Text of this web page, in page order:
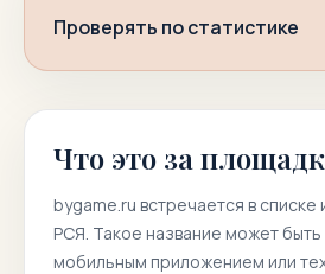
Проверять по статистике
Что это за
bygame.ru встречается в
РСЯ. Такое название может
мобильным приложением или